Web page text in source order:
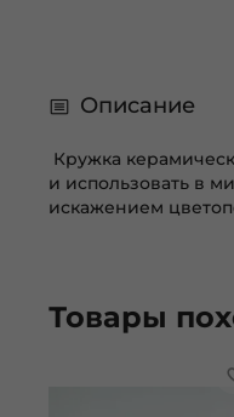
Описание
Кружка
и использовать в
искажением
Товары